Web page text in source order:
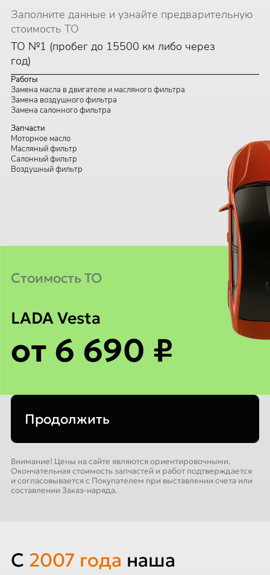
Заполните данные и узнайте предварительную
стоимость ТО
ТО №1 (пробег до 15500 км либо через
год)
Работы
Замена масла в двигателе и масляного фильтра
Замена воздушного фильтра
Замена салонного фильтра
Запчасти
Моторное масло
Масляный фильтр
Салонный фильтр
Воздушный фильтр
Cтоимость ТО
LADA Vesta
от 6 690 ₽
Продолжить
Внимание! Цены на сайте являются ориентировочными.
Окончательная стоимость запчастей и работ подтверждается
и согласовывается с Покупателем при выставлении счета или
составлении Заказ-наряда.
C 2007 года наша